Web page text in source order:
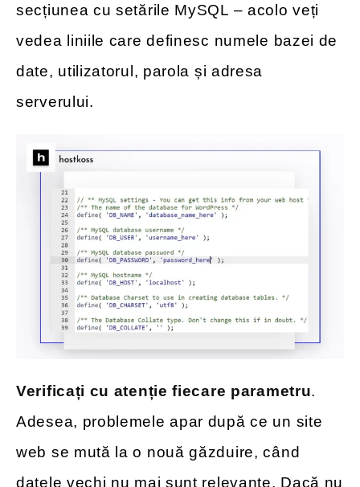
secțiunea cu setările MySQL – acolo veți
vedea liniile care definesc numele bazei de
date, utilizatorul, parola și adresa
serverului.
Verificați cu atenție fiecare parametru.
Adesea, problemele apar după ce un site
web se mută la o nouă găzduire, când
datele vechi nu mai sunt relevante. Dacă nu